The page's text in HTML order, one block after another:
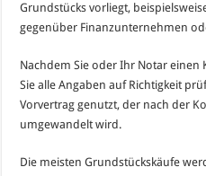
Grundstücks vorliegt,
gegenüber Finanzunternehmen
Nachdem Sie oder Ihr Notar einen
Sie alle Angaben auf Richtigkeit
Vorvertrag genutzt, der nach der
umgewandelt wird.
Die meisten Grundstückskäufe